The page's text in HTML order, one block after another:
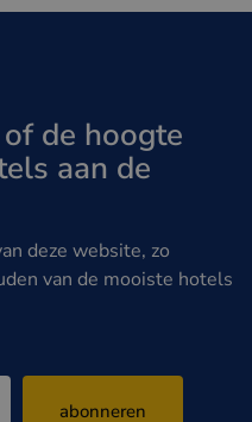
de hoogte
aan de
deze website, zo
van de mooiste hotels
abonneren